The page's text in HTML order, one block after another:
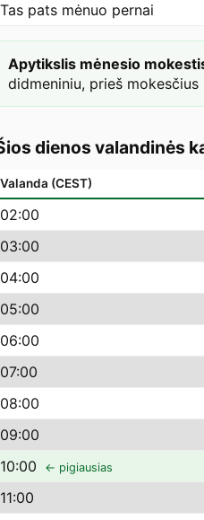
Tas pats mėnuo pernai
Apytikslis mėnesio
didmeniniu, prieš
dienos valandinės
Valanda (CEST)
02:00
03:00
04:00
05:00
06:00
07:00
08:00
09:00
10:00 ← pigiausias
11:00